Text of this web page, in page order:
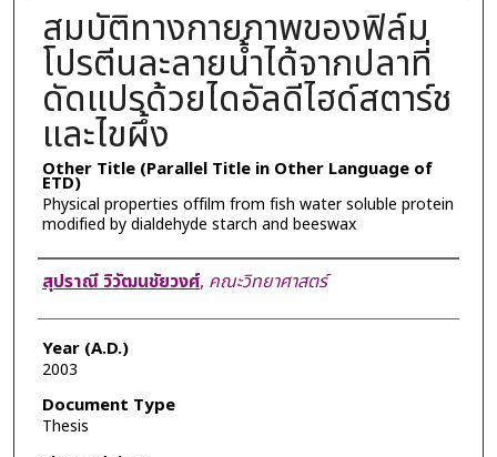
สมบัติทางกายภาพของฟิล์ม
โปรตีนละลายน้ำได้จากปลาที่
ดัดแปรด้วยไดอัลดีไฮด์สตาร์ช
และไขผึ้ง
Other Title (Parallel Title in Other Language of
ETD)
Physical properties offilm from fish water soluble protein
modified by dialdehyde starch and beeswax
Author
สุปราณี วิวัฒนชัยวงศ์, คณะวิทยาศาสตร์
Year (A.D.)
2003
Document Type
Thesis